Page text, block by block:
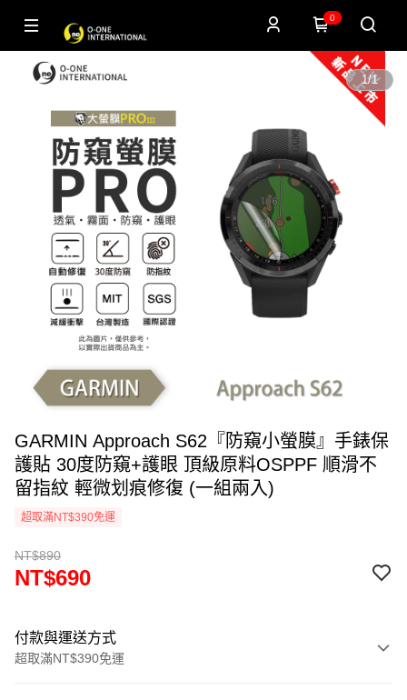
0
1/1
GARMIN Approach S62『防窺小螢膜』手錶保
護貼 30度防窺+護眼 頂級原料OSPPF 順滑不
留指紋 輕微划痕修復 (一組兩入)
超取滿NT$390免運
NT$890
NT$690
付款與運送方式
超取滿NT$390免運